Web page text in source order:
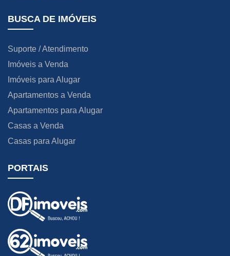
BUSCA DE IMÓVEIS
Suporte / Atendimento
Imóveis a Venda
Imóveis para Alugar
Apartamentos a Venda
Apartamentos para Alugar
Casas a Venda
Casas para Alugar
PORTAIS